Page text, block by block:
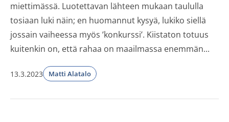
miettimässä. Luotettavan lähteen mukaan taululla
tosiaan luki näin; en huomannut kysyä, lukiko siellä
jossain vaiheessa myös ’konkurssi’. Kiistaton totuus
kuitenkin on, että rahaa on maailmassa enemmän...
13.3.2023 Matti Alatalo